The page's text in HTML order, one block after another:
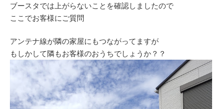
ブースタでは上がらないことを確認しましたので
ここでお客様にご質問
アンテナ線が隣の家屋にもつながってますが
もしかして隣もお客様のおうちでしょうか？？